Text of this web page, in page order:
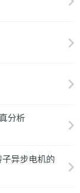
分析
异步电机的